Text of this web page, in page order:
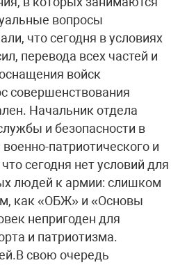
вопросы
что сегодня в условиях
перевода всех частей и
войск
совершенствования
Начальник отдела
и безопасности в
патриотического и
сегодня нет условий для
людей к армии: слишком
как «ОБЖ» и «Основы
непригоден для
и патриотизма.
свою очередь